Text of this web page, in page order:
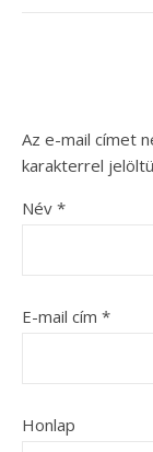
Az e-mail címet
karakterrel
Név *
E-mail cím *
Honlap